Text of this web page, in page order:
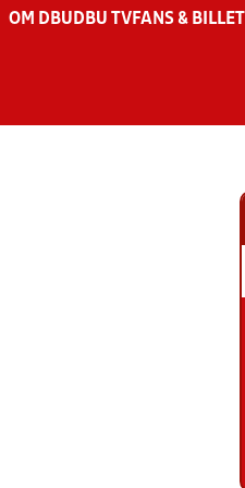
OM DBU DBU TV FANS &